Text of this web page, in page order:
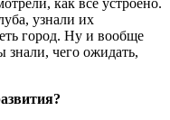
узнали их
город. Ну и вообще
знали, чего ожидать,